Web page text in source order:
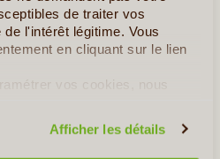
de traiter vos
l'intérêt légitime. Vous
en cliquant sur le lien
vos cookies, nous
Afficher les détails
l'un des plus beaux endroits du
principalement du tourisme,